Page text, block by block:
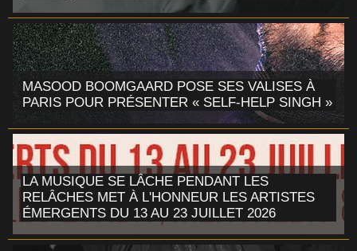
MASOOD BOOMGAARD POSE SES VALISES À
PARIS POUR PRÉSENTER « SELF-HELP SINGH »
LA MUSIQUE SE LÂCHE PENDANT LES
RELÂCHES MET À L'HONNEUR LES ARTISTES
ÉMERGENTS DU 13 AU 23 JUILLET 2026